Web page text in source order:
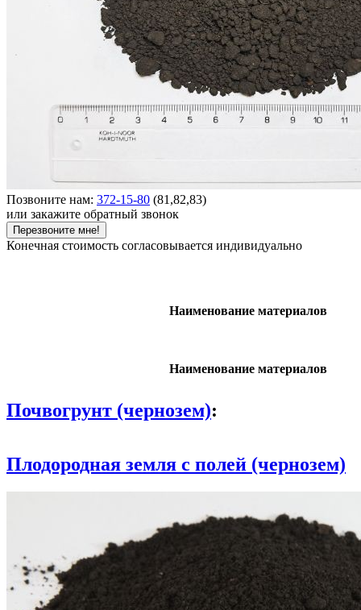
Позвоните нам: 372-15-80 (81,82,83)
или закажите обратный звонок
Перезвоните мне!
Конечная стоимость согласовывается индивидуально
Наименование материалов
Наименование материалов
Почвогрунт (чернозем):
Плодородная земля с полей (чернозем)